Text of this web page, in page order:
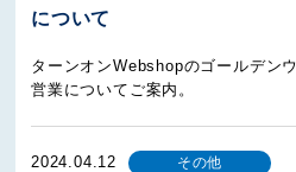
について
ターンオンWebshopのゴールデン
営業についてご案内。
2024.04.12 その他